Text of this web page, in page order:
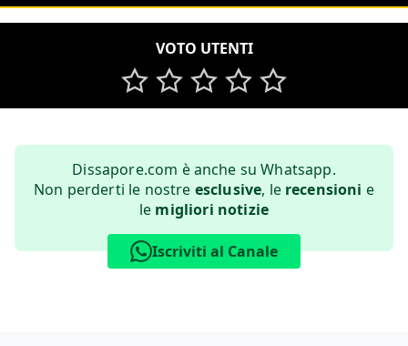
VOTO UTENTI
Dissapore.com è anche su Whatsapp.
Non perderti le nostre esclusive, le recensioni e
le migliori notizie
Iscriviti al Canale